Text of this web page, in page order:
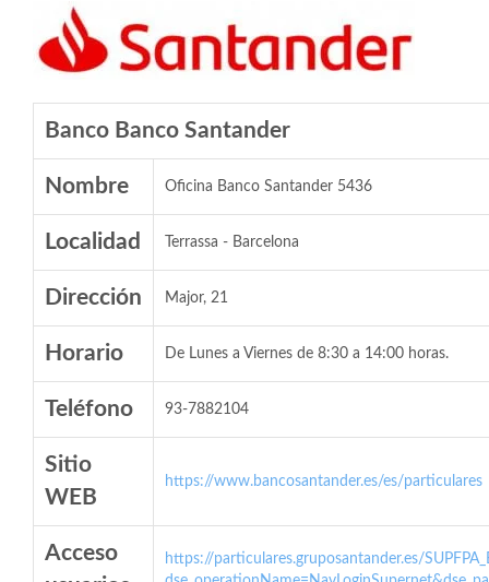
Banco Banco Santander
Nombre Oficina Banco Santander 5436
Localidad Terrassa - Barcelona
Dirección Major, 21
Horario De Lunes a Viernes de 8:30 a 14:00 horas.
Teléfono 93-7882104
Sitio
WEB
https://www.bancosantander.es/es/particulares
Acceso
https://particulares.gruposantander.es/